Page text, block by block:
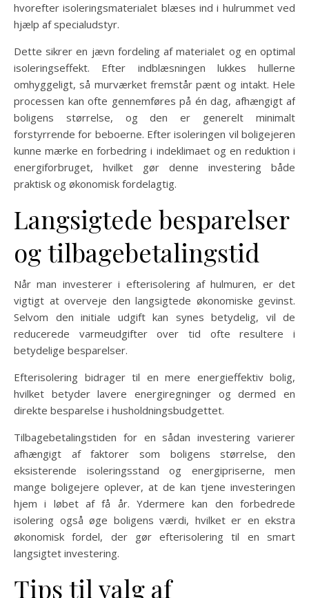
hvorefter isoleringsmaterialet blæses ind i hulrummet ved
hjælp af specialudstyr.
Dette sikrer en jævn fordeling af materialet og en optimal
isoleringseffekt. Efter indblæsningen lukkes hullerne
omhyggeligt, så murværket fremstår pænt og intakt. Hele
processen kan ofte gennemføres på én dag, afhængigt af
boligens størrelse, og den er generelt minimalt
forstyrrende for beboerne. Efter isoleringen vil boligejeren
kunne mærke en forbedring i indeklimaet og en reduktion i
energiforbruget, hvilket gør denne investering både
praktisk og økonomisk fordelagtig.
Langsigtede besparelser
og tilbagebetalingstid
Når man investerer i efterisolering af hulmuren, er det
vigtigt at overveje den langsigtede økonomiske gevinst.
Selvom den initiale udgift kan synes betydelig, vil de
reducerede varmeudgifter over tid ofte resultere i
betydelige besparelser.
Efterisolering bidrager til en mere energieffektiv bolig,
hvilket betyder lavere energiregninger og dermed en
direkte besparelse i husholdningsbudgettet.
Tilbagebetalingstiden for en sådan investering varierer
afhængigt af faktorer som boligens størrelse, den
eksisterende isoleringsstand og energipriserne, men
mange boligejere oplever, at de kan tjene investeringen
hjem i løbet af få år. Ydermere kan den forbedrede
isolering også øge boligens værdi, hvilket er en ekstra
økonomisk fordel, der gør efterisolering til en smart
langsigtet investering.
Tips til valg af